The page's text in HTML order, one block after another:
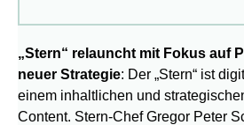
„Stern“ relauncht mit Fokus auf
neuer Strategie: Der „Stern“ ist
einem inhaltlichen und
Content. Stern-Chef Gregor Peter